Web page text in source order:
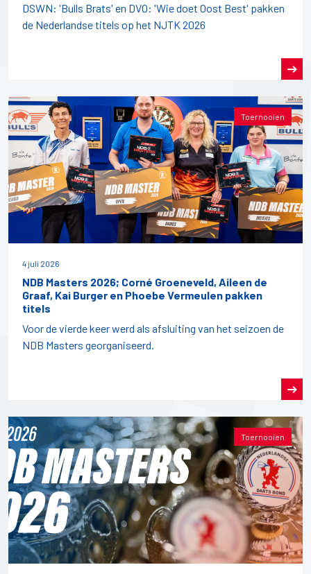
DSWN: 'Bulls Brats' en DVO: 'Wie doet Oost Best' pakken
de Nederlandse titels op het NJTK 2026
Toernooien
4 juli 2026
NDB Masters 2026; Corné Groeneveld, Aileen de
Graaf, Kai Burger en Phoebe Vermeulen pakken
titels
Voor de vierde keer werd als afsluiting van het seizoen de
NDB Masters georganiseerd.
Toernooien